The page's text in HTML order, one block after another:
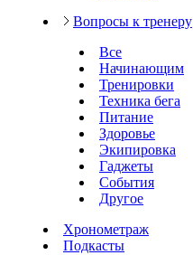
Вопросы к тренеру
Все
Начинающим
Тренировки
Техника бега
Питание
Здоровье
Экипировка
Гаджеты
События
Другое
Хронометраж
Подкасты